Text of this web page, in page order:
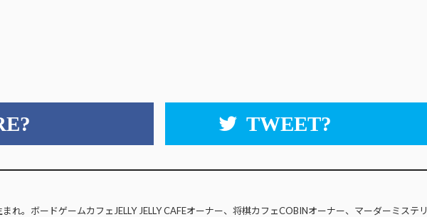
TWEET?
れ。ボードゲームカフェJELLY JELLY CAFEオーナー、将棋カフェCOBINオーナー、マーダーミステリ